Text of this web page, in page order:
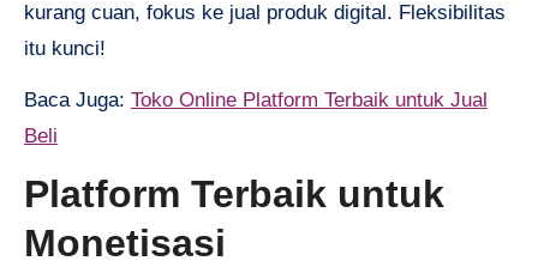
kurang cuan, fokus ke jual produk digital. Fleksibilitas
itu kunci!
Baca Juga: Toko Online Platform Terbaik untuk Jual
Beli
Platform Terbaik untuk
Monetisasi